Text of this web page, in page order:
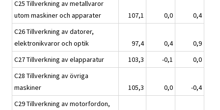
C25 Tillverkning av metallvaror
utom maskiner och apparater
107,1 0,0
0,4
C26 Tillverkning av datorer,
elektronikvaror och optik
97,4 0,4
0,9
C27 Tillverkning av elapparatur
103,3 -0,1
0,0
C28 Tillverkning av övriga
maskiner
105,3 0,0
-0,4
C29 Tillverkning av motorfordon,